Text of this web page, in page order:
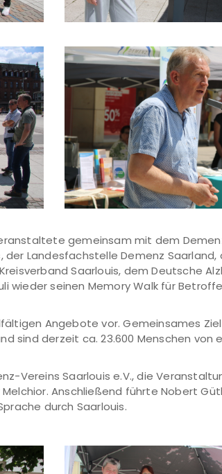
gemeinsam mit dem
Landesfachstelle Demenz Saarland,
Saarlouis, dem Deutsche
wieder seinen Memory Walk für
Angebote vor. Gemeinsames
sind derzeit ca. 23.600 Menschen von
Vereins Saarlouis e.V., die
Anschließend führte Nobert
durch Saarlouis.